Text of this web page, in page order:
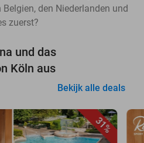
den Niederlanden und
zuerst?
und das
Köln aus
Bekijk alle deals
31%